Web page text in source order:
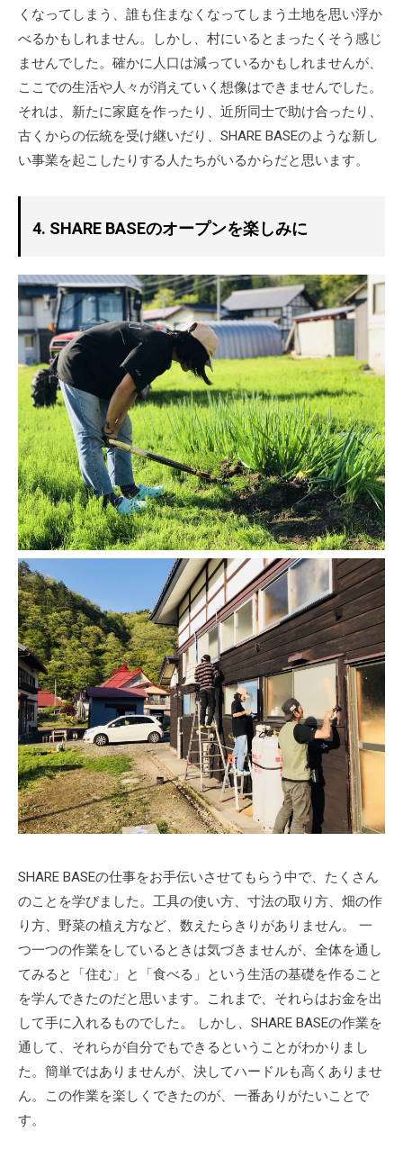
くなってしまう、誰も住まなくなってしまう土地を思い浮か
べるかもしれません。しかし、村にいるとまったくそう感じ
ませんでした。確かに人口は減っているかもしれませんが、
ここでの生活や人々が消えていく想像はできませんでした。
それは、新たに家庭を作ったり、近所同士で助け合ったり、
古くからの伝統を受け継いだり、SHARE BASEのような新し
い事業を起こしたりする人たちがいるからだと思います。
4. SHARE BASEのオープンを楽しみに
SHARE BASEの仕事をお手伝いさせてもらう中で、たくさん
のことを学びました。工具の使い方、寸法の取り方、畑の作
り方、野菜の植え方など、数えたらきりがありません。 一
つ一つの作業をしているときは気づきませんが、全体を通し
てみると「住む」と「食べる」という生活の基礎を作ること
を学んできたのだと思います。これまで、それらはお金を出
して手に入れるものでした。 しかし、SHARE BASEの作業を
通して、それらが自分でもできるということがわかりまし
た。簡単ではありませんが、決してハードルも高くありませ
ん。この作業を楽しくできたのが、一番ありがたいことで
す。